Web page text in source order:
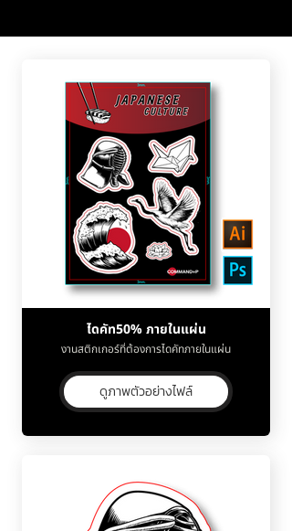
ไดคัท50% ภายในแผ่น
งานสติกเกอร์ที่ต้องการไดคัทภายในแผ่น
ดูภาพตัวอย่างไฟล์